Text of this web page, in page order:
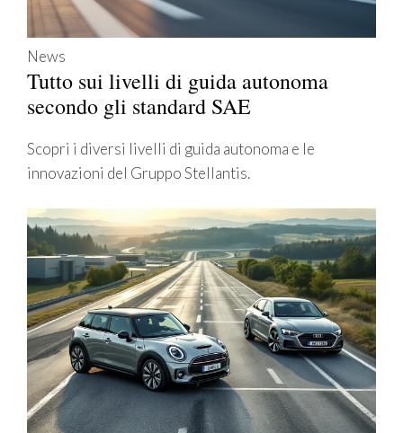
News
Tutto sui livelli di guida autonoma
secondo gli standard SAE
Scopri i diversi livelli di guida autonoma e le
innovazioni del Gruppo Stellantis.